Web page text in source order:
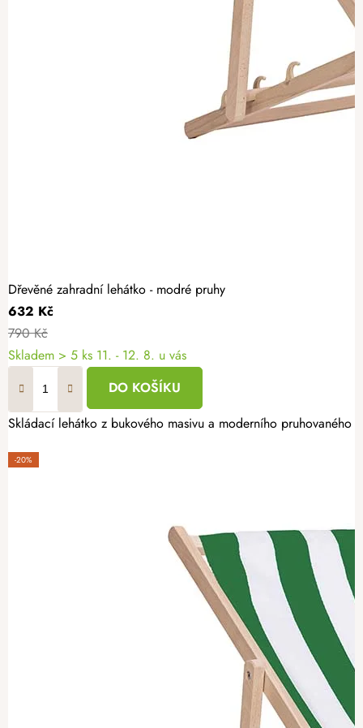
Dřevěné zahradní lehátko - modré pruhy
632 Kč
790 Kč
Skladem > 5 ks 11. - 12. 8. u vás
DO KOŠÍKU
Skládací lehátko z bukového masivu a moderního
-20%